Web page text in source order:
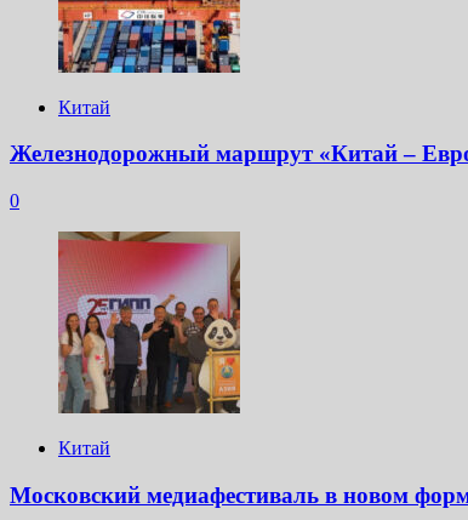
Китай
Железнодорожный маршрут «Китай –
0
Китай
Московский медиафестиваль в новом